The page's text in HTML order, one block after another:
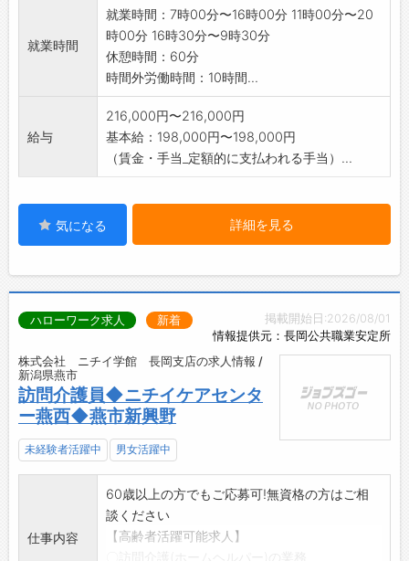
談後)
就業時間
就業時間：7時00分〜16時00分 11時00分〜20
時00分 16時30分〜9時30分
休憩時間：60分
時間外労働時間：10時間...
給与
216,000円〜216,000円
基本給：198,000円〜198,000円
（賃金・手当_定額的に支払われる手当）...
気になる 詳細を見る
掲載開始日:2026/08/01
情報提供元：長岡公共職業安定所
ハローワーク求人 新着
株式会社 ニチイ学館 長岡支店の求人情報 /
新潟県燕市
訪問介護員◆ニチイケアセンタ
ー燕西◆燕市新興野
未経験者活躍中 男女活躍中
仕事内容
60歳以上の方でもご応募可!無資格の方はご相
談ください
【高齢者活躍可能求人】